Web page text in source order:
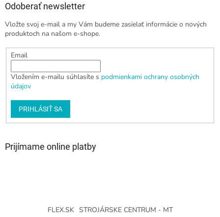
Odoberať newsletter
Vložte svoj e-mail a my Vám budeme zasielať informácie o nových
produktoch na našom e-shope.
Email
Vložením e-mailu súhlasíte s podmienkami ochrany osobných
údajov
PRIHLÁSIŤ SA
Prijímame online platby
FLEX.SK STROJÁRSKE CENTRUM - MT